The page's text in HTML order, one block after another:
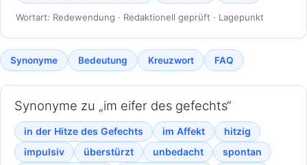
Wortart: Redewendung · Redaktionell geprüft · Lagepunkt
Synonyme Bedeutung Kreuzwort FAQ
Synonyme zu „im eifer des gefechts“
in der Hitze des Gefechts im Affekt
hitzig
impulsiv
überstürzt unbedacht
spontan